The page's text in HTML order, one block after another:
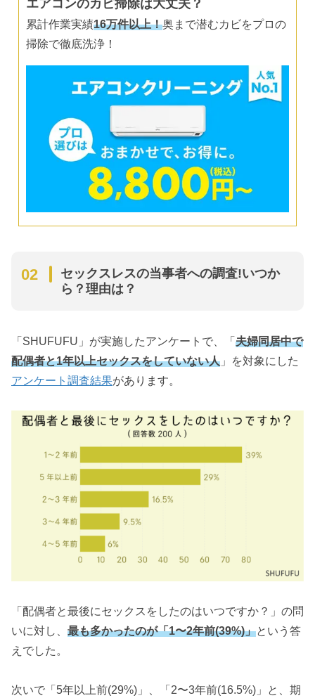
エアコンのカビ掃除は大丈夫？
累計作業実績16万件以上！奥まで潜むカビをプロの
掃除で徹底洗浄！
セックスレスの当事者への調査!いつか
ら？理由は？
「SHUFUFU」が実施したアンケートで、「 夫婦同居中で
配偶者と1年以上セックスをしていない人 」を対象にした
アンケート調査結果があります。
「配偶者と最後にセックスをしたのはいつですか？」の問
いに対し、 最も多かったのが「1〜2年前(39%)」という答
えでした。
次いで「5年以上前(29%)」、「2〜3年前(16.5%)」と、期